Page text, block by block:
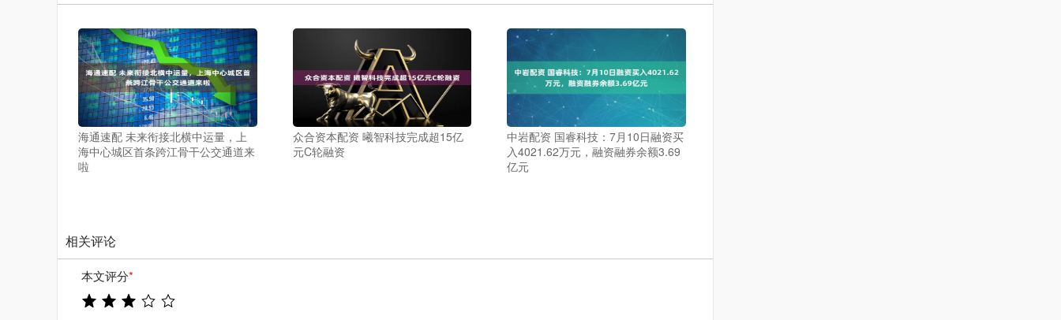
海通速配 未来衔接北横中运量，上
海中心城区首条跨江骨干公交通道来
啦
众合资本配资 曦智科技完成超15亿
元C轮融资
中岩配资 国睿科技：7月10日融资买
入4021.62万元，融资融券余额3.69
亿元
相关评论
本文评分*